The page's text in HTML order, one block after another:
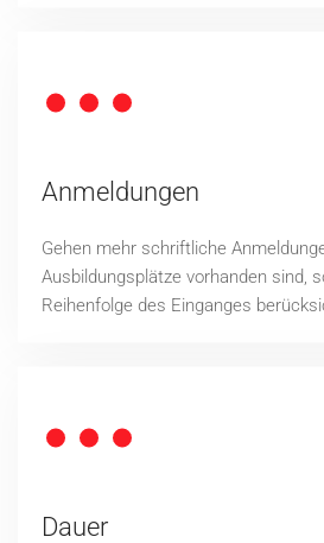
Anmeldungen
Gehen mehr schriftliche
Ausbildungsplätze vorhanden sind,
Reihenfolge des Einganges
Dauer